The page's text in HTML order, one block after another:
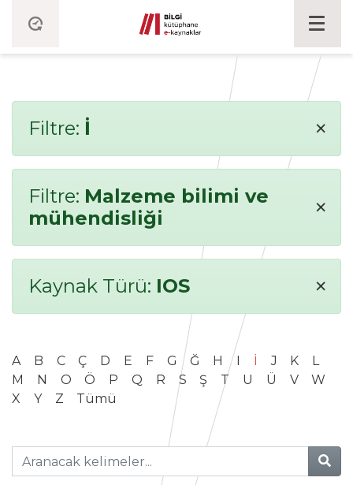
Filtre: İ ×
Filtre: Malzeme bilimi ve
mühendisliği
×
Kaynak Türü: IOS ×
A B C Ç D E F G Ğ H I İ J K
L
M
N O Ö P Q R S Ş T U Ü V
W
X
Y Z Tümü